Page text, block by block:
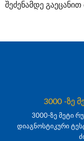
შეძენამდე
3000 -ზე
3000-ზე მეტი
დიაგნოსტიკური